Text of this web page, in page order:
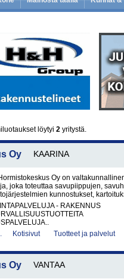
löytyi 2 yritystä.
Oy KAARINA
Oy on
joka toteuttaa savupiippujen,
kunnostukset,
- RAKENNUS
Kotisivut Tuotteet ja palvelut
Oy VANTAA